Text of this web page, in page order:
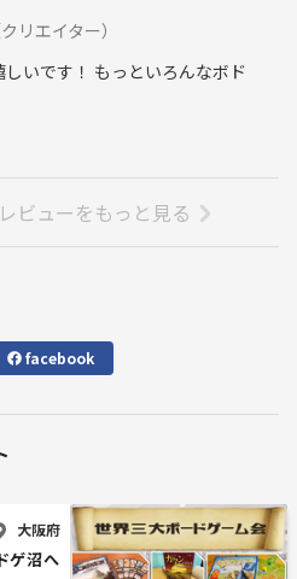
クリエイター）
いです！ もっといろんなボド
ビューをもっと見る
facebook
大阪府
ゲ沼へ